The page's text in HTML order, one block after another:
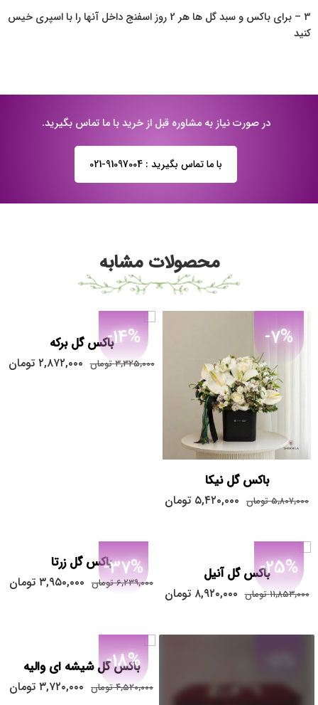
3 – برای باکس و سبد گل ها هر 2 روز اسفنج داخل آنها را با اسپری خیس
کنید
در صورت نیاز به مشاوره قبل از خرید با ما تماس بگیرید.
با ما تماس بگیرید : 91097004-021
محصولات مشابه
-7%
باکس گل نیکا
۵,۸۰۷,۰۰۰ تومان ۵,۴۲۰,۰۰۰ تومان
-14%باکس گل برکه
۳,۳۲۵,۰۰۰ تومان ۲,۸۷۲,۰۰۰ تومان
-25%باکس گل آنیل
۱۱,۸۵۳,۰۰۰ تومان ۸,۹۲۰,۰۰۰ تومان
-37%باکس گل زرتا
۶,۲۳۹,۰۰۰ تومان ۳,۹۵۰,۰۰۰ تومان
-18%
باکس گل شیشه ای والیه
۴,۵۲۰,۰۰۰ تومان ۳,۷۲۰,۰۰۰ تومان